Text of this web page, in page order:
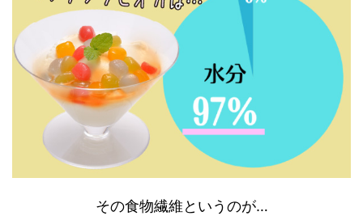
その食物繊維というのが…